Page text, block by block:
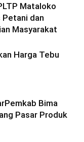
Mataloko
dan
Masyarakat
Harga Tebu
Bima
Pasar Produk